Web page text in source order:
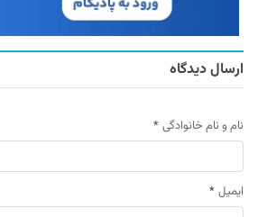
ارسال دیدگاه
نام و نام خانوادگی *
ایمیل *